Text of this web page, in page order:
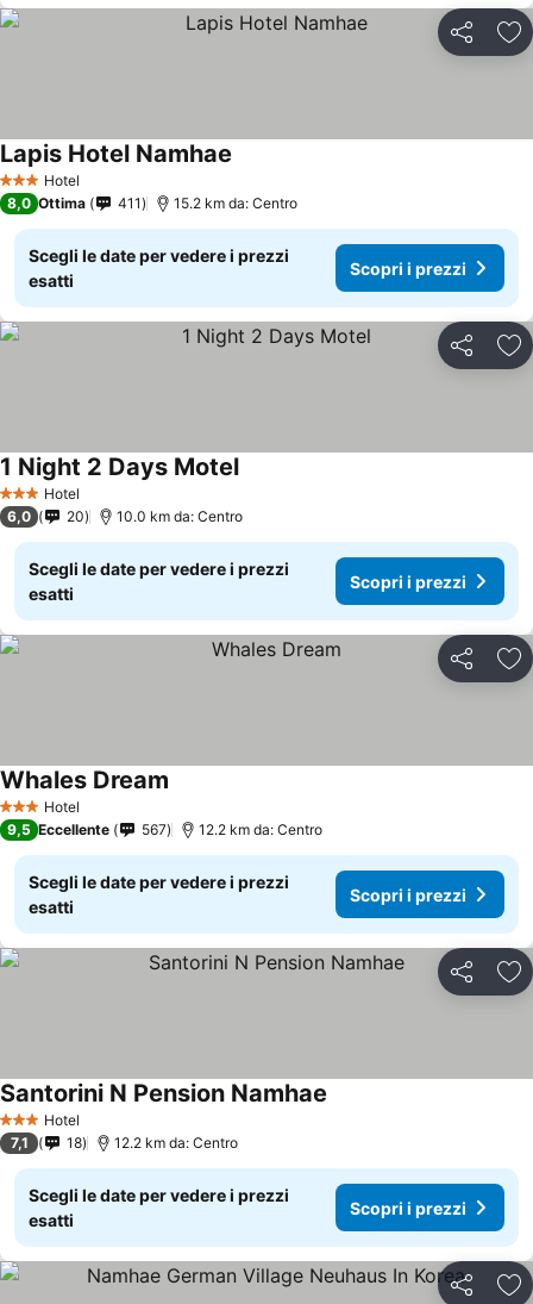
Condividi
3 StelleHotel
Lapis Hotel Namhae
8,0 Ottima 411 15.2 km da: Centro
Scegli le date per vedere i prezzi
esatti
Scopri i prezzi
Condividi
3 StelleHotel
1 Night 2 Days Motel
6,0 20 10.0 km da: Centro
Scegli le date per vedere i prezzi
esatti
Scopri i prezzi
Condividi
3 StelleHotel
Whales Dream
9,5 Eccellente 567 12.2 km da: Centro
Scegli le date per vedere i prezzi
esatti
Scopri i prezzi
Condividi
3 StelleHotel
Santorini N Pension Namhae
7,1 18 12.2 km da: Centro
Scegli le date per vedere i prezzi
esatti
Scopri i prezzi
Condividi